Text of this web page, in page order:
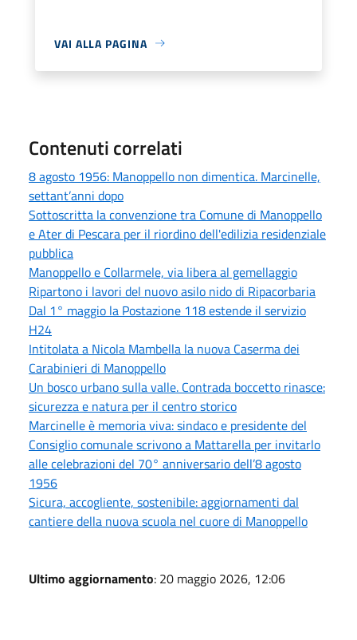
VAI ALLA PAGINA
Contenuti correlati
8 agosto 1956: Manoppello non dimentica. Marcinelle,
settant’anni dopo
Sottoscritta la convenzione tra Comune di Manoppello
e Ater di Pescara per il riordino dell'edilizia residenziale
pubblica
Manoppello e Collarmele, via libera al gemellaggio
Ripartono i lavori del nuovo asilo nido di Ripacorbaria
Dal 1° maggio la Postazione 118 estende il servizio
H24
Intitolata a Nicola Mambella la nuova Caserma dei
Carabinieri di Manoppello
Un bosco urbano sulla valle. Contrada boccetto rinasce:
sicurezza e natura per il centro storico
Marcinelle è memoria viva: sindaco e presidente del
Consiglio comunale scrivono a Mattarella per invitarlo
alle celebrazioni del 70° anniversario dell’8 agosto
1956
Sicura, accogliente, sostenibile: aggiornamenti dal
cantiere della nuova scuola nel cuore di Manoppello
Ultimo aggiornamento: 20 maggio 2026, 12:06